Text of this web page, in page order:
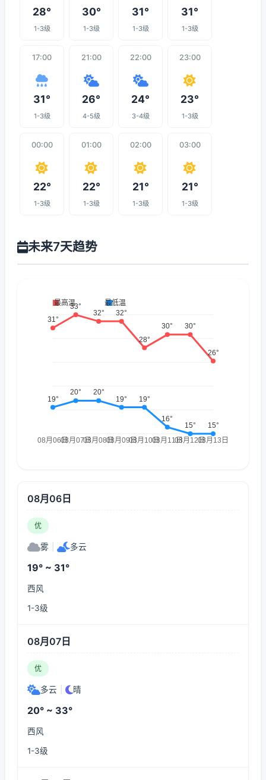
28°
1-3级
30°
1-3级
31°
1-3级
31°
1-3级
17:00
31°
1-3级
21:00
26°
4-5级
22:00
24°
3-4级
23:00
23°
1-3级
00:00
22°
1-3级
01:00
22°
1-3级
02:00
21°
1-3级
03:00
21°
1-3级
未来7天趋势
08月06日
优
雾 多云
19° ~ 31°
西风
1-3级
08月07日
优
多云 晴
20° ~ 33°
西风
1-3级